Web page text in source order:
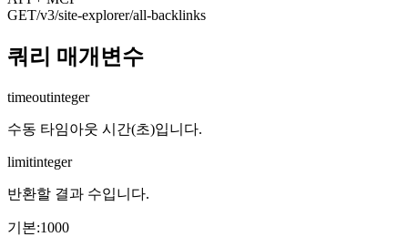
GET/v3/site-explorer/all-backlinks
쿼리 매개변수
timeoutinteger
수동 타임아웃 시간(초)입니다.
limitinteger
반환할 결과 수입니다.
기본:1000